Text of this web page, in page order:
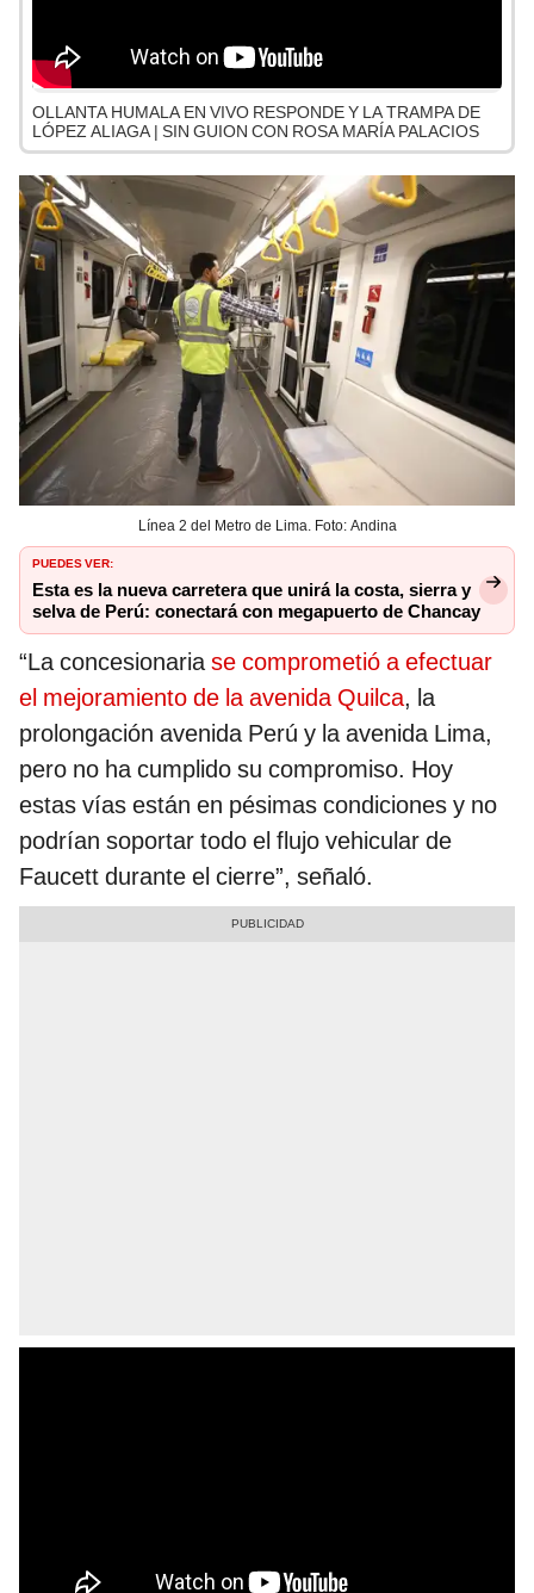
OLLANTA HUMALA EN VIVO RESPONDE Y LA TRAMPA DE
LÓPEZ ALIAGA | SIN GUION CON ROSA MARÍA PALACIOS
Línea 2 del Metro de Lima. Foto: Andina
PUEDES VER:
Esta es la nueva carretera que unirá la costa, sierra y
selva de Perú: conectará con megapuerto de Chancay
“La concesionariase comprometió a efectuar
el mejoramiento de la avenida Quilca, la
prolongación avenida Perú y la avenida Lima,
pero no ha cumplido su compromiso. Hoy
estas vías están en pésimas condiciones y no
podrían soportar todo el flujo vehicular de
Faucett durante el cierre”, señaló.